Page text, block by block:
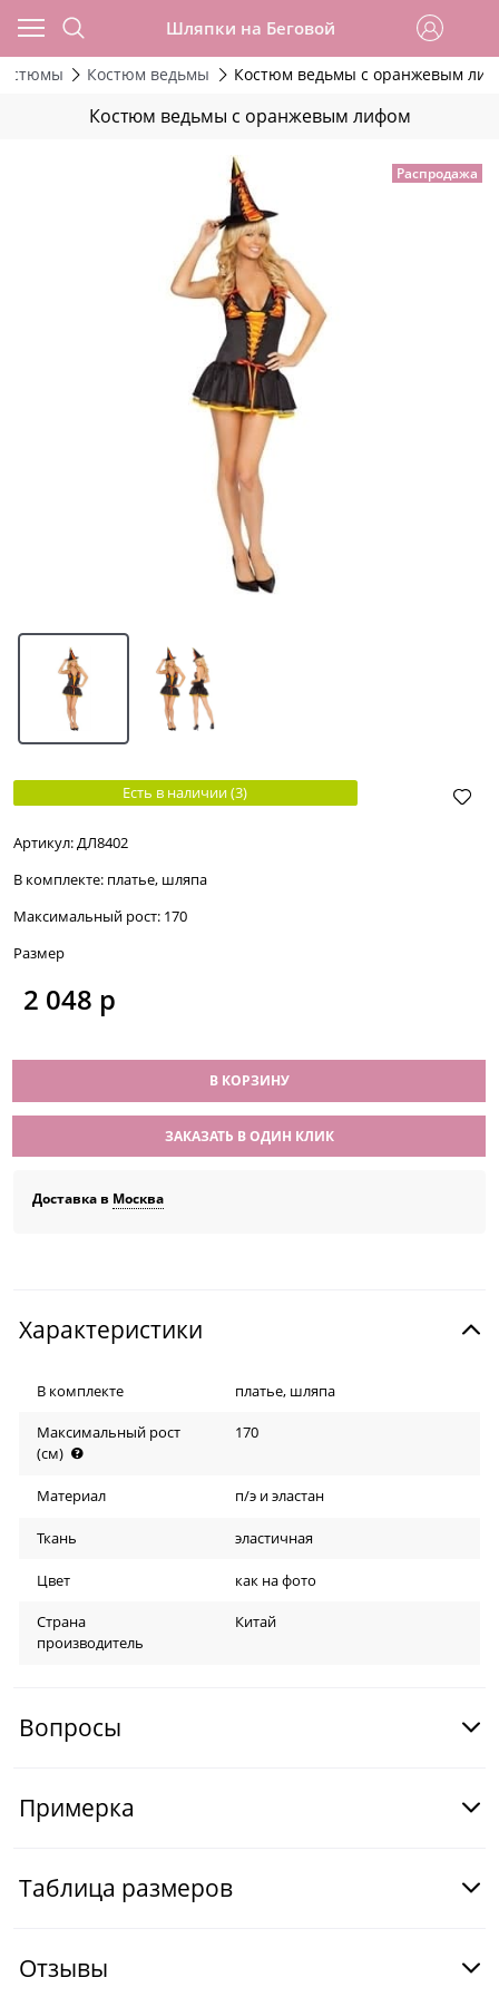
Шляпки на Беговой
Костюм ведьмы Костюм ведьмы с оранжевым
Костюм ведьмы с оранжевым лифом
Распродажа
Есть в наличии (3)
Артикул:ДЛ8402
В комплекте: платье, шляпа
Максимальный рост: 170
Размер
2 048 р
В КОРЗИНУ
ЗАКАЗАТЬ В ОДИН КЛИК
Доставка в Москва
Характеристики
В комплекте платье, шляпа
Максимальный рост
(см)
170
Материал п/э и эластан
Ткань эластичная
Цвет как на фото
Страна
производитель
Китай
Вопросы
Примерка
Таблица размеров
Отзывы